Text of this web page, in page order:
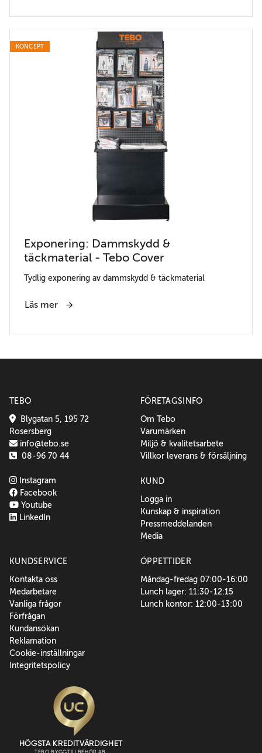
KONCEPT
Exponering: Dammskydd &
täckmaterial - Tebo Cover
Tydlig exponering av dammskydd & täckmaterial
Läs mer
TEBO
Blygatan 5, 195 72
Rosersberg
info@tebo.se
08-96 70 44
Instagram
Facebook
Youtube
LinkedIn
FÖRETAGSINFO
Om Tebo
Varumärken
Miljö & kvalitetsarbete
Villkor leverans & försäljning
KUND
Logga in
Kunskap & inspiration
Pressmeddelanden
Media
KUNDSERVICE
Kontakta oss
Medarbetare
Vanliga frågor
Förfrågan
Kundansökan
Reklamation
Cookie-inställningar
Integritetspolicy
ÖPPETTIDER
Måndag-fredag 07:00-16:00
Lunch lager: 11:30-12:15
Lunch kontor: 12:00-13:00